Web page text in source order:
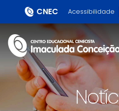
CNEC Acessibilidade